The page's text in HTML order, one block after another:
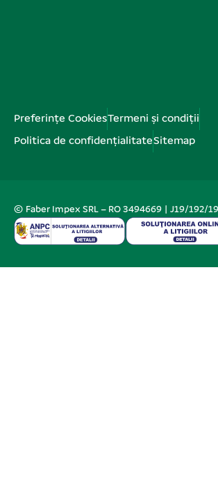
Preferințe CookiesTermeni și condiții
Politica de confidențialitateSitemap
© Faber Impex SRL – RO 3494669 | J19/192/